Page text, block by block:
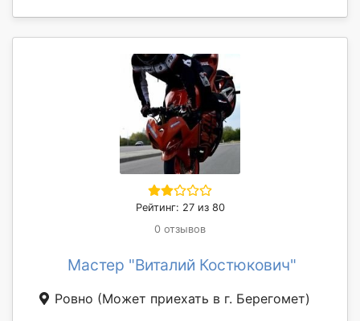
Рейтинг: 27 из 80
0 отзывов
Мастер "Виталий Костюкович"
Ровно (Может приехать в г. Берегомет)